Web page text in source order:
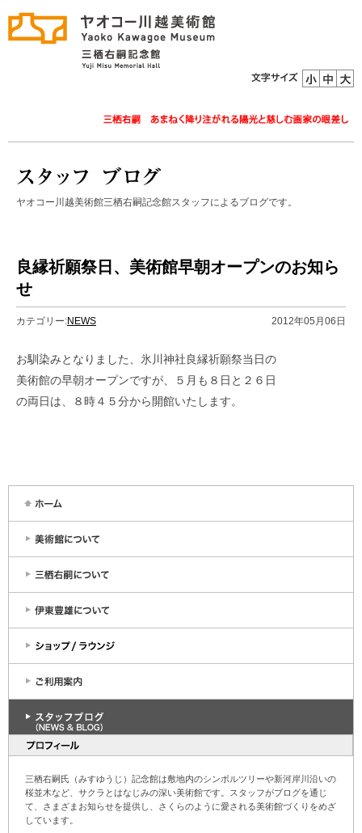
三栖右嗣氏（みすゆうじ）記念館は敷地内のシンボルツリーや新河岸川沿いの
桜並木など、サクラとはなじみの深い美術館です。スタッフがブログを通じ
て、さまざまお知らせを提供し、さくらのように愛される美術館づくりをめざ
しています。
ヤオコー川越美術館三栖右嗣記念館スタッフによるブログです。
良縁祈願祭日、美術館早朝オープンのお知ら
せ
カテゴリー:NEWS 2012年05月06日
お馴染みとなりました、氷川神社良縁祈願祭当日の
美術館の早朝オープンですが、５月も８日と２６日
の両日は、８時４５分から開館いたします。